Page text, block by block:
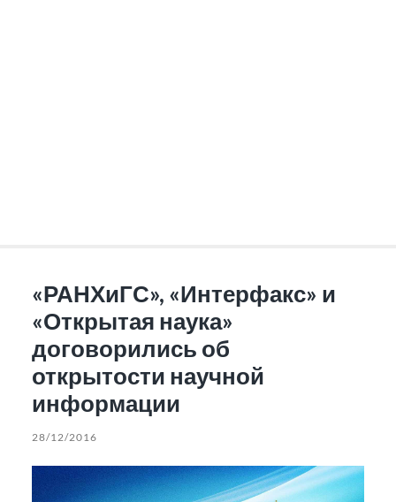
«РАНХиГС», «Интерфакс» и
«Открытая наука»
договорились об
открытости научной
информации
28/12/2016